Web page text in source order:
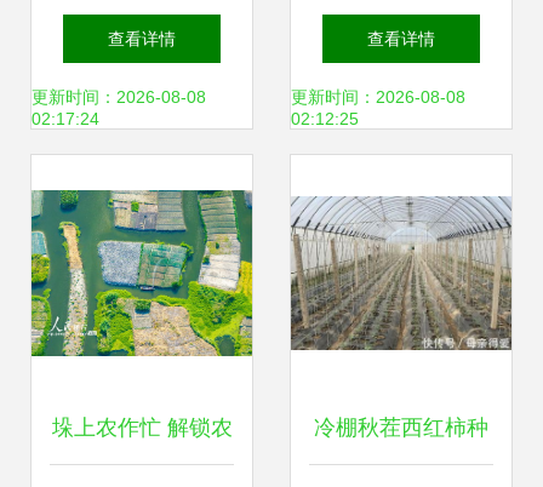
的乡土新名片
查看详情
更新时间：2026-08-08
02:17:24
到种植与发展方
向，一站式解读土
术
查看详情
更新时间：2026-08-08
02:12:25
垛上农作忙 解锁农 冷棚秋茬西红柿种